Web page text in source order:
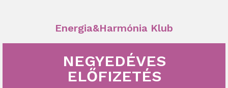
Energia&Harmónia Klub
NEGYEDÉVES
ELŐFIZETÉS